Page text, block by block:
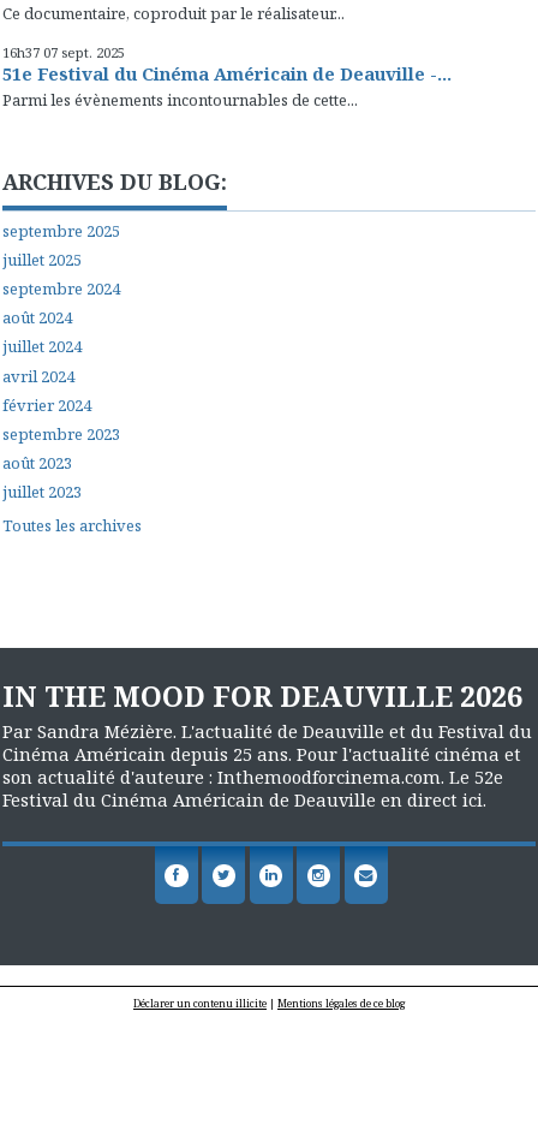
Ce documentaire, coproduit par le réalisateur...
16h37 07 sept. 2025
51e Festival du Cinéma Américain de Deauville -...
Parmi les évènements incontournables de cette...
ARCHIVES DU BLOG:
septembre 2025
juillet 2025
septembre 2024
août 2024
juillet 2024
avril 2024
février 2024
septembre 2023
août 2023
juillet 2023
Toutes les archives
IN THE MOOD FOR DEAUVILLE 2026
Par Sandra Mézière. L'actualité de Deauville et du Festival du
Cinéma Américain depuis 25 ans. Pour l'actualité cinéma et
son actualité d'auteure : Inthemoodforcinema.com. Le 52e
Festival du Cinéma Américain de Deauville en direct ici.
Déclarer un contenu illicite | Mentions légales de ce blog